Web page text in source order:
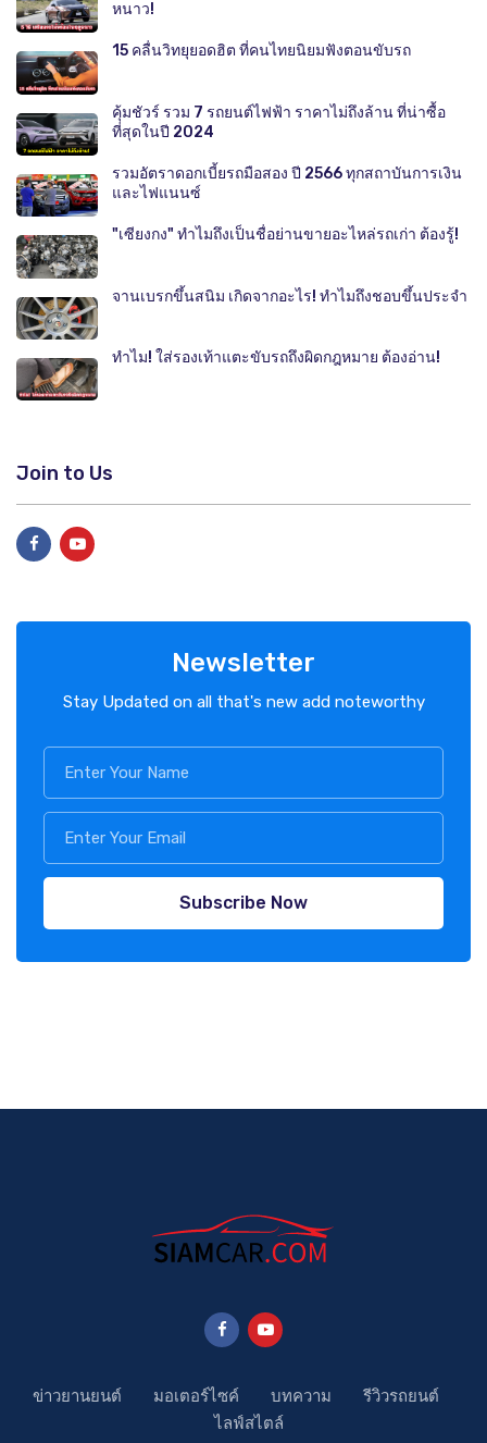
หนาว!
15 คลื่นวิทยุยอดฮิต ที่คนไทยนิยมฟังตอนขับรถ
คุ้มชัวร์ รวม 7 รถยนต์ไฟฟ้า ราคาไม่ถึงล้าน ที่น่าซื้อ
ที่สุดในปี 2024
รวมอัตราดอกเบี้ยรถมือสอง ปี 2566 ทุกสถาบันการเงิน
และไฟแนนซ์
"เซียงกง" ทำไมถึงเป็นชื่อย่านขายอะไหล่รถเก่า ต้องรู้!
จานเบรกขึ้นสนิม เกิดจากอะไร! ทำไมถึงชอบขึ้นประจำ
ทำไม! ใส่รองเท้าแตะขับรถถึงผิดกฎหมาย ต้องอ่าน!
Join to Us
Newsletter
Stay Updated on all that's new add noteworthy
Subscribe Now
ข่าวยานยนต์ มอเตอร์ไซค์ บทความ
รีวิวรถยนต์
ไลฟ์สไตล์